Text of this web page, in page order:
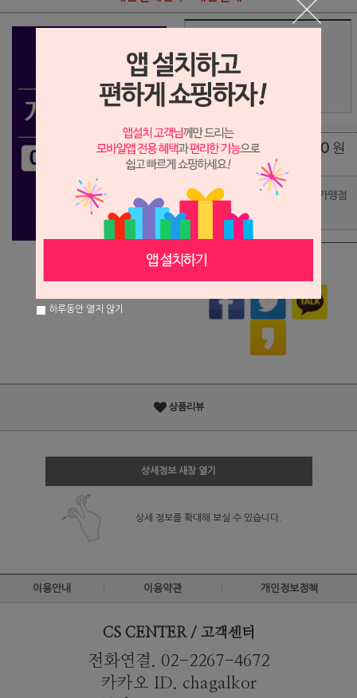
상품가 18,000
배송비 (조건)
총 상품 금액 0 원
포인트사용 가맹점
상품리뷰
상세정보 새창 열기
상세 정보를 확대해 보실 수 있습니다.
이용안내 이용약관 개인정보정책
CS CENTER / 고객센터
전화연결. 02-2267-4672
카카오 ID. chagalkor
하루동안 열지 않기